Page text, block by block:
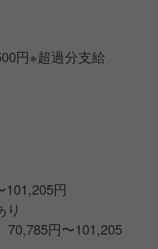
円※超過分支給
円
り
円〜101,205